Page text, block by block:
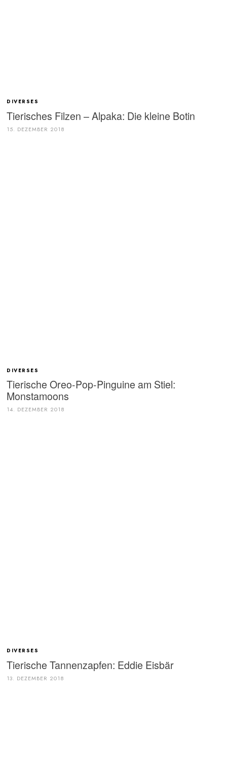
DIVERSES
Tierisches Filzen – Alpaka: Die kleine Botin
15. DEZEMBER 2018
DIVERSES
Tierische Oreo-Pop-Pinguine am Stiel:
Monstamoons
14. DEZEMBER 2018
DIVERSES
Tierische Tannenzapfen: Eddie Eisbär
13. DEZEMBER 2018